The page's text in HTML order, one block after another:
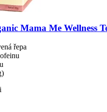
Mama Me Wellness
řepa